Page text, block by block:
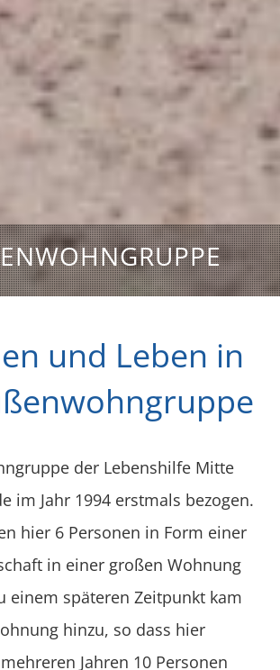
und Leben in
der Lebenshilfe Mitte
im Jahr 1994 erstmals bezogen.
hier 6 Personen in Form einer
in einer großen Wohnung
einem späteren Zeitpunkt kam
hinzu, so dass hier
Jahren 10 Personen